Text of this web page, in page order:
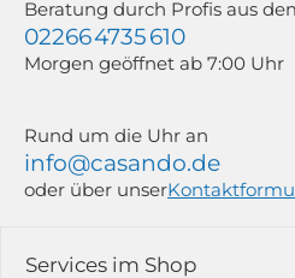
Services im Shop
Beratung durch Profis aus
02266 4735 610
Morgen geöffnet ab 7:00 Uhr
Rund um die Uhr an
info@casando.de
oder über unser